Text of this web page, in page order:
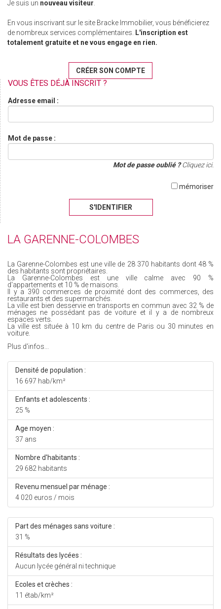
Je suis un nouveau visiteur.
En vous inscrivant sur le site Bracke Immobilier, vous bénéficierez
de nombreux services complémentaires. L'inscription est
totalement gratuite et ne vous engage en rien.
CRÉER SON COMPTE
VOUS ÊTES DÉJÀ INSCRIT ?
Adresse email :
Mot de passe :
Mot de passe oublié ?Cliquez ici.
mémoriser
S'IDENTIFIER
LA GARENNE-COLOMBES
La Garenne-Colombes est une ville de 28 370 habitants dont 48 %
des habitants sont propriétaires.
La Garenne-Colombes est une ville calme avec 90 %
d'appartements et 10 % de maisons.
Il y a 390 commerces de proximité dont des commerces, des
restaurants et des supermarchés.
La ville est bien desservie en transports en commun avec 32 % de
ménages ne possédant pas de voiture et il y a de nombreux
espaces verts.
La ville est située à 10 km du centre de Paris ou 30 minutes en
voiture.
Plus d'infos...
Densité de population :
16 697 hab/km²
Enfants et adolescents :
25 %
Age moyen :
37 ans
Nombre d'habitants :
29 682 habitants
Revenu mensuel par ménage :
4 020 euros / mois
Part des ménages sans voiture :
31 %
Résultats des lycées :
Aucun lycée général ni technique
Ecoles et crèches :
11 étab/km²